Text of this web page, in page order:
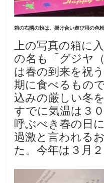
箱の右隣の粉は、掛け合い遊び用の色
上の写真の箱に
の名も「グジヤ
は春の到来を祝
期に食べるもの
込みの厳しい冬
すでに気温は３
呼ぶべき春の日
過激と言われる
た。今年は３月